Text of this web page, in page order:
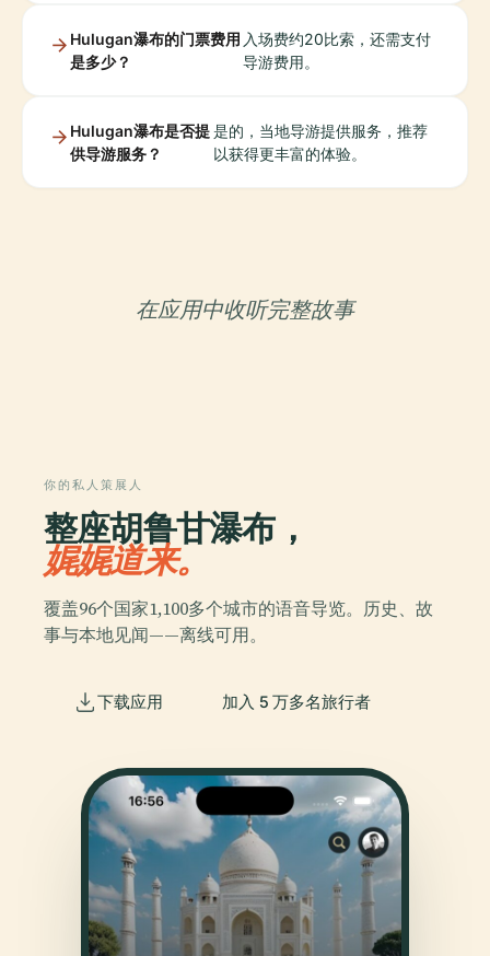
Hulugan瀑布的门票费用
是多少？
入场费约20比索，还需支付
导游费用。
Hulugan瀑布是否提
供导游服务？
是的，当地导游提供服务，推荐
以获得更丰富的体验。
在应用中收听完整故事
你的私人策展人
整座胡鲁甘瀑布，
娓娓道来。
覆盖96个国家1,100多个城市的语音导览。历史、故
事与本地见闻——离线可用。
下载应用 加入 5 万多名旅行者